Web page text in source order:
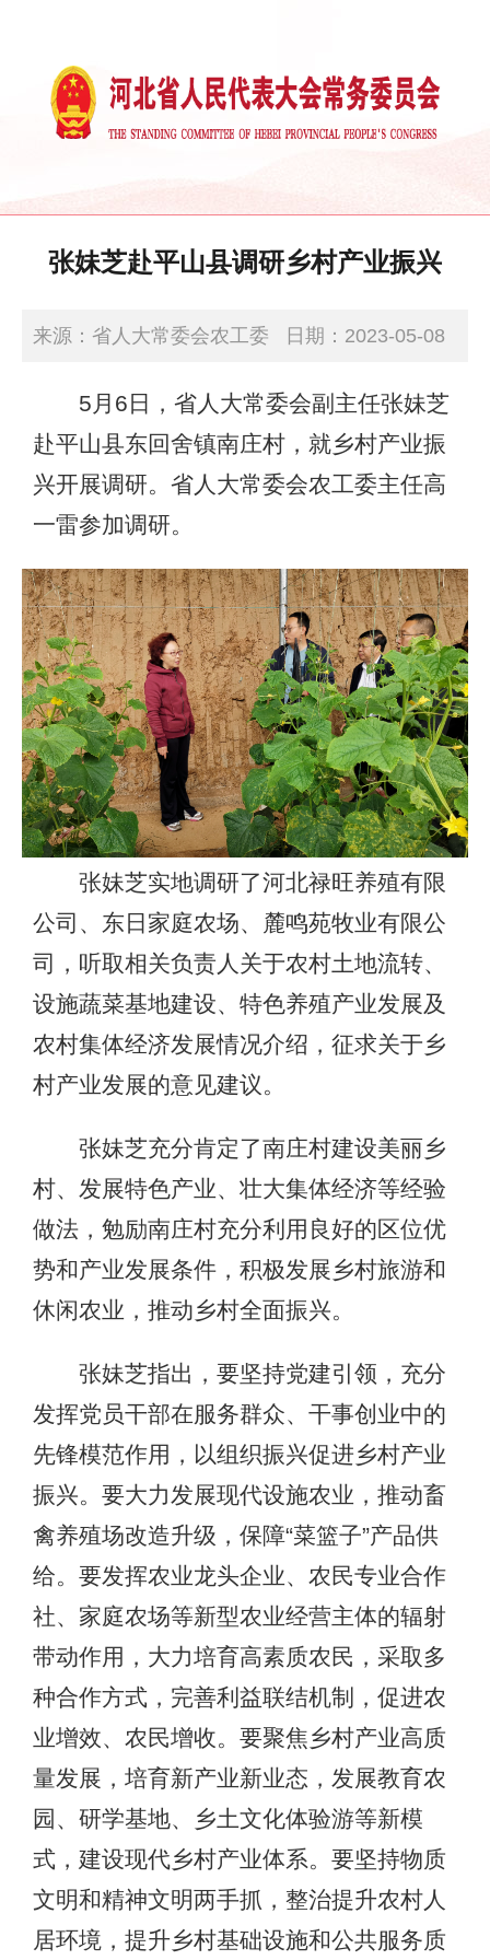
张妹芝赴平山县调研乡村产业振兴
来源：省人大常委会农工委 日期：2023-05-08
11:10:00
5月6日，省人大常委会副主任张妹芝
赴平山县东回舍镇南庄村，就乡村产业振
兴开展调研。省人大常委会农工委主任高
一雷参加调研。
张妹芝实地调研了河北禄旺养殖有限
公司、东日家庭农场、麓鸣苑牧业有限公
司，听取相关负责人关于农村土地流转、
设施蔬菜基地建设、特色养殖产业发展及
农村集体经济发展情况介绍，征求关于乡
村产业发展的意见建议。
张妹芝充分肯定了南庄村建设美丽乡
村、发展特色产业、壮大集体经济等经验
做法，勉励南庄村充分利用良好的区位优
势和产业发展条件，积极发展乡村旅游和
休闲农业，推动乡村全面振兴。
张妹芝指出，要坚持党建引领，充分
发挥党员干部在服务群众、干事创业中的
先锋模范作用，以组织振兴促进乡村产业
振兴。要大力发展现代设施农业，推动畜
禽养殖场改造升级，保障“菜篮子”产品供
给。要发挥农业龙头企业、农民专业合作
社、家庭农场等新型农业经营主体的辐射
带动作用，大力培育高素质农民，采取多
种合作方式，完善利益联结机制，促进农
业增效、农民增收。要聚焦乡村产业高质
量发展，培育新产业新业态，发展教育农
园、研学基地、乡土文化体验游等新模
式，建设现代乡村产业体系。要坚持物质
文明和精神文明两手抓，整治提升农村人
居环境，提升乡村基础设施和公共服务质